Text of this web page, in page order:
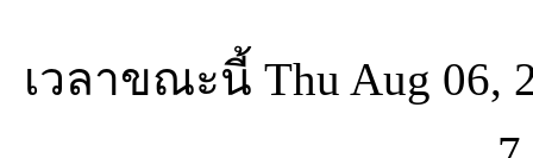
เวลาขณะนี้ Thu Aug 06,